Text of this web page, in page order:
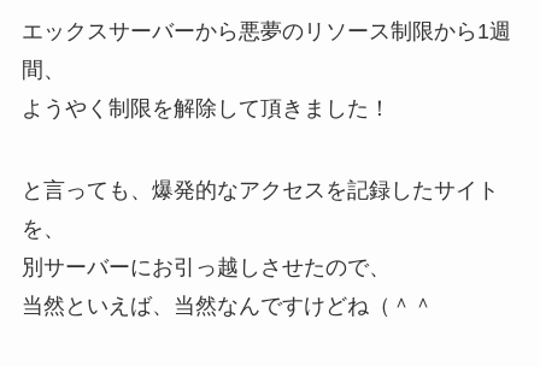
エックスサーバーから悪夢のリソース制限から1週
間、
ようやく制限を解除して頂きました！
と言っても、爆発的なアクセスを記録したサイト
を、
別サーバーにお引っ越しさせたので、
当然といえば、当然なんですけどね（＾＾